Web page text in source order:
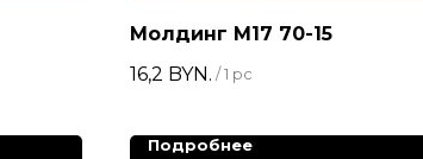
Молдинг М17 70-15
16,2 BYN. / 1 pc
Подробнее